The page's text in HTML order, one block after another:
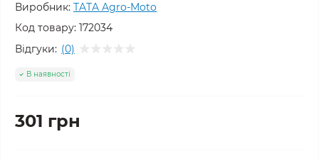
Виробник: TATA Agro-Moto
Код товару: 172034
Відгуки: (0)
В наявності
301 грн